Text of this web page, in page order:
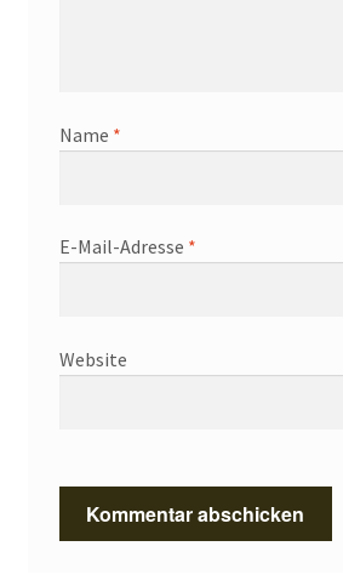
Name *
E-Mail-Adresse *
Website